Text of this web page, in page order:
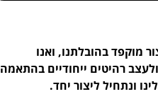
מוקפד בהובלתנו, ואנו
רהיטים ייחודיים בהתאמה
ונתחיל ליצור יחד.